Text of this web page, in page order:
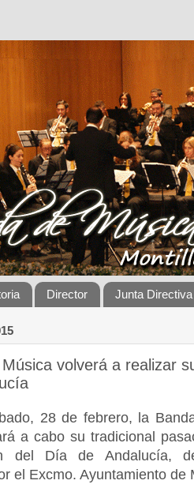
Director Junta Directiva
volverá a realizar
28 de febrero, la
a cabo su tradicional
del Día de Andalucía,
el Excmo. Ayuntamiento de